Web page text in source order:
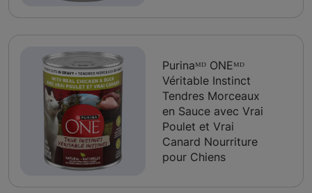
Purinaᴹᴰ ONEᴹᴰ
Véritable Instinct
Tendres Morceaux
en Sauce avec Vrai
Poulet et Vrai
Canard Nourriture
pour Chiens